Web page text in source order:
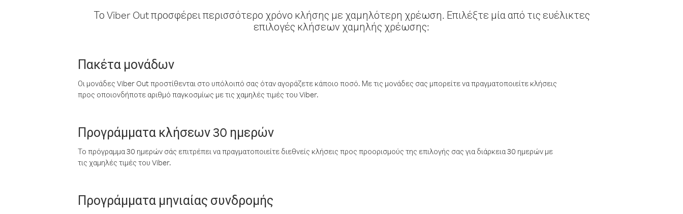
Το Viber Out προσφέρει περισσότερο χρόνο κλήσης με χαμηλότερη χρέωση. Επιλέξτε μία από τις ευέλικτες
επιλογές κλήσεων χαμηλής χρέωσης:
Πακέτα μονάδων
Οι μονάδες Viber Out προστίθενται στο υπόλοιπό σας όταν αγοράζετε κάποιο ποσό. Με τις μονάδες σας μπορείτε να πραγματοποιείτε κλήσεις
προς οποιονδήποτε αριθμό παγκοσμίως με τις χαμηλές τιμές του Viber.
Προγράμματα κλήσεων 30 ημερών
Το πρόγραμμα 30 ημερών σάς επιτρέπει να πραγματοποιείτε διεθνείς κλήσεις προς προορισμούς της επιλογής σας για διάρκεια 30 ημερών με
τις χαμηλές τιμές του Viber.
Προγράμματα μηνιαίας συνδρομής